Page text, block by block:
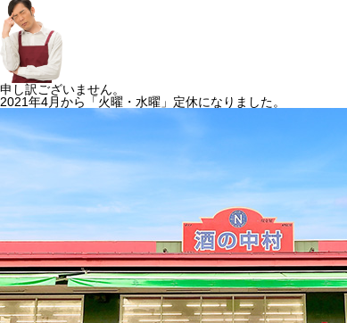
申し訳ございません。
2021年4月から「火曜・水曜」定休になりました。